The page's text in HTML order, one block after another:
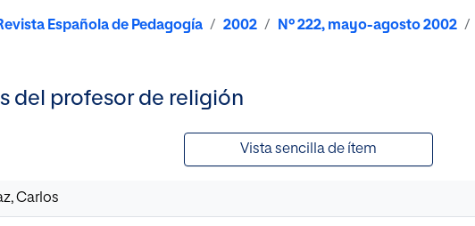
Española de Pedagogía 2002 Nº 222, mayo-agosto 2002
del profesor de religión
Vista sencilla de ítem
Carlos